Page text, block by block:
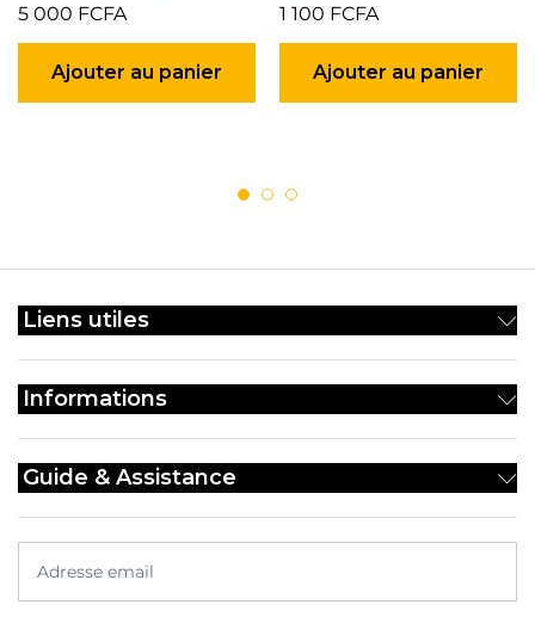
5 000 FCFA
Ajouter au panier
1 100 FCFA
Ajouter au panier
Liens utiles
Informations
Guide & Assistance